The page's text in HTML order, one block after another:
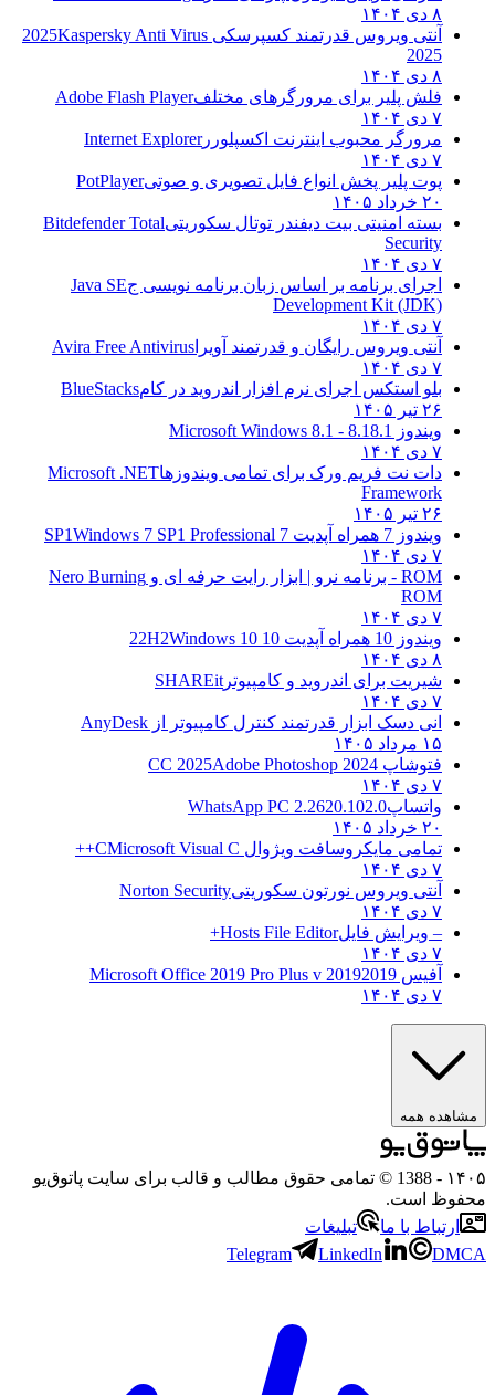
۸ دی ۱۴۰۴
آنتی ویروس قدرتمند کسپرسکی 2025 Kaspersky Anti Virus
2025
۸ دی ۱۴۰۴
فلش پلیر برای مرورگرهای مختلفAdobe Flash Player
۷ دی ۱۴۰۴
مرورگر محبوب اینترنت اکسپلوررInternet Explorer
۷ دی ۱۴۰۴
پوت پلیر پخش انواع فایل تصویری و صوتیPotPlayer
۲۰ خرداد ۱۴۰۵
بسته امنیتی بیت دیفندر توتال سکوریتیBitdefender Total
Security
۷ دی ۱۴۰۴
اجرای برنامه بر اساس زبان برنامه نویسی جJava SE
Development Kit (JDK)
۷ دی ۱۴۰۴
آنتی ویروس رایگان و قدرتمند آویرا Avira Free Antivirus
۷ دی ۱۴۰۴
بلو استکس اجرای نرم افزار اندروید در کامBlueStacks
۲۶ تیر ۱۴۰۵
ویندوز 8.1
8.1 - Microsoft Windows 8.1
۷ دی ۱۴۰۴
دات نت فریم ورک برای تمامی ویندوزهاMicrosoft .NET
Framework
۲۶ تیر ۱۴۰۵
ویندوز 7 همراه آپدیت 7 SP1
Windows 7 SP1 Professional
۷ دی ۱۴۰۴
ROM - برنامه نرو | ابزار رایت حرفه ای و
Nero Burning
ROM
۷ دی ۱۴۰۴
ویندوز 10 همراه آپدیت 10 22H2
Windows 10
۸ دی ۱۴۰۴
شیریت برای اندروید و کامپیوتر SHAREit
۷ دی ۱۴۰۴
انی دسک ابزار قدرتمند کنترل کامپیوتر از AnyDesk
۱۵ مرداد ۱۴۰۵
فتوشاپ CC 2025 Adobe Photoshop 2024
۷ دی ۱۴۰۴
واتساپWhatsApp PC 2.2620.102.0
۲۰ خرداد ۱۴۰۵
تمامی مایکروسافت ویژوال C Microsoft Visual C++
۷ دی ۱۴۰۴
آنتی ویروس نورتون سکوریتیNorton Security
۷ دی ۱۴۰۴
– ویرایش فایلHosts File Editor+
۷ دی ۱۴۰۴
آفیس 2019 2019 Microsoft Office 2019 Pro Plus v
۷ دی ۱۴۰۴
مشاهده همه
۱۴۰۵
- 1388 © تمامی حقوق مطالب و قالب برای سایت پاتوق‌یو
محفوظ است.
ارتباط با ما
تبلیغات
Telegram
LinkedIn DMCA